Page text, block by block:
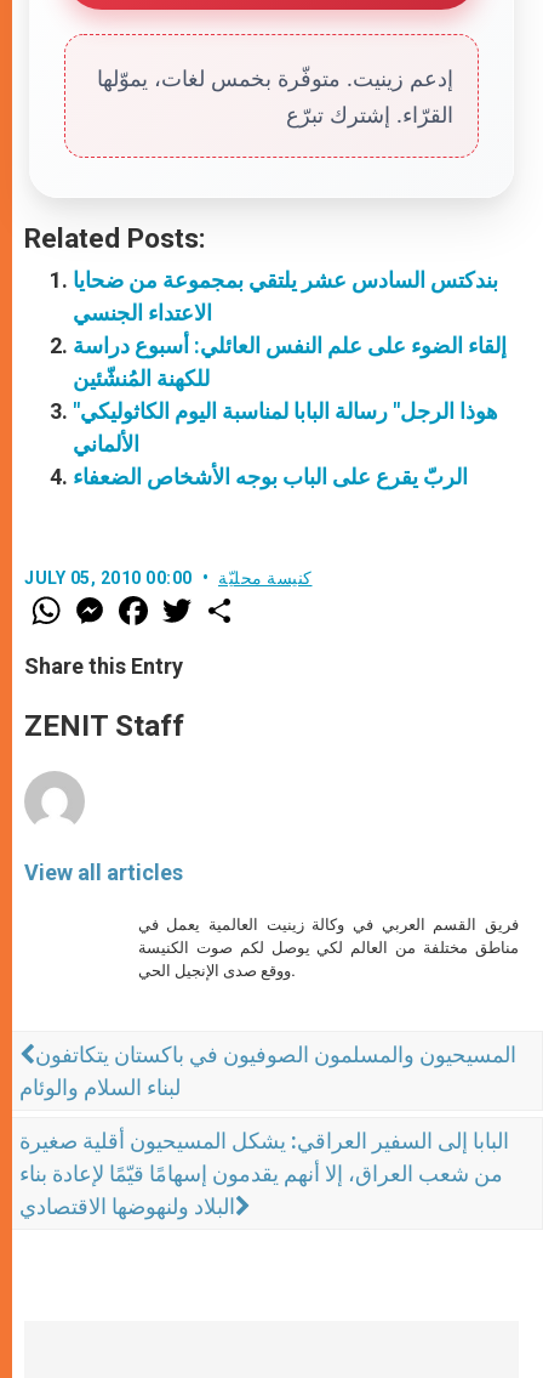
إدعم زينيت. متوفّرة بخمس لغات، يموّلها
القرّاء. إشترك تبرّع
Related Posts:
بندكتس السادس عشر يلتقي بمجموعة من ضحايا
الاعتداء الجنسي
إلقاء الضوء على علم النفس العائلي: أسبوع دراسة
للكهنة المُنشّئين
"هوذا الرجل" رسالة البابا لمناسبة اليوم الكاثوليكي
الألماني
الربّ يقرع على الباب بوجه الأشخاص الضعفاء
JULY 05, 2010 00:00 كنيسة محليّة
W
h
t
s
p
p
M
e
s
e
g
e
F
a
e
b
o
k
w
Share this Entry
ZENIT Staff
View all articles
فريق القسم العربي في وكالة زينيت العالمية يعمل في
مناطق مختلفة من العالم لكي يوصل لكم صوت الكنيسة
ووقع صدى الإنجيل الحي.
المسيحيون والمسلمون الصوفيون في باكستان يتكاتفون
لبناء السلام والوئام
البابا إلى السفير العراقي: يشكل المسيحيون أقلية صغيرة
من شعب العراق، إلا أنهم يقدمون إسهامًا قيّمًا لإعادة بناء
البلاد ولنهوضها الاقتصادي